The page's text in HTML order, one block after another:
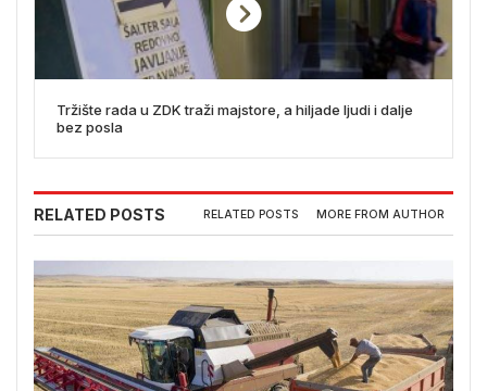
Tržište rada u ZDK traži majstore, a hiljade ljudi i dalje
bez posla
RELATED POSTS RELATED POSTS MORE FROM AUTHOR